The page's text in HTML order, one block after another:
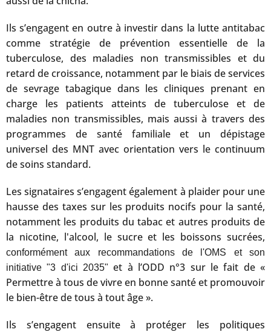
Ils s’engagent en outre à investir dans la lutte antitabac
comme stratégie de prévention essentielle de la
tuberculose, des maladies non transmissibles et du
retard de croissance, notamment par le biais de services
de sevrage tabagique dans les cliniques prenant en
charge les patients atteints de tuberculose et de
maladies non transmissibles, mais aussi à travers des
programmes de santé familiale et un dépistage
universel des MNT avec orientation vers le continuum
de soins standard.
Les signataires s’engagent également à plaider pour une
hausse des taxes sur les produits nocifs pour la santé,
notamment les produits du tabac et autres produits de
la nicotine, l'alcool, le sucre et les boissons sucrées,
conformément aux recommandations de l'OMS et son
initiative "3 d'ici 2035" et à l’ODD n°3 sur le fait de «
Permettre à tous de vivre en bonne santé et promouvoir
le bien-être de tous à tout âge ».
Ils s’engagent ensuite à protéger les politiques